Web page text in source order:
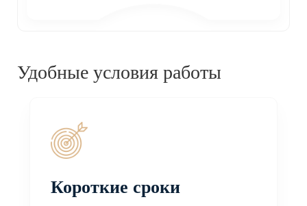
Удобные условия работы
Короткие сроки